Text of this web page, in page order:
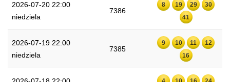
2026-07-20 22:00
niedziela
7386
8 19 29
30
41
2026-07-19 22:00
niedziela
7385
9 10 11
12
16